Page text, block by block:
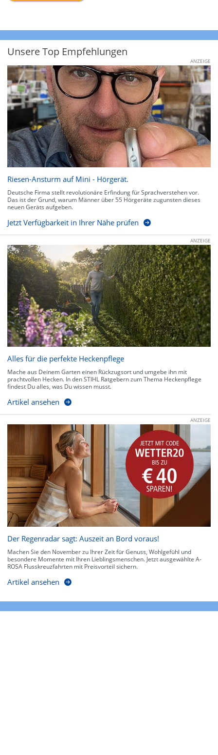
Unsere Top Empfehlungen
ANZEIGE
Riesen-Ansturm auf Mini - Hörgerät.
Deutsche Firma stellt revolutionäre Erfindung für Sprachverstehen vor.
Das ist der Grund, warum Männer über 55 Hörgeräte zugunsten dieses
neuen Geräts aufgeben.
Jetzt Verfügbarkeit in Ihrer Nähe prüfen
ANZEIGE
Alles für die perfekte Heckenpflege
Mache aus Deinem Garten einen Rückzugsort und umgebe ihn mit
prachtvollen Hecken. In den STIHL Ratgebern zum Thema Heckenpflege
findest Du alles, was Du wissen musst.
Artikel ansehen
ANZEIGE
Der Regenradar sagt: Auszeit an Bord voraus!
Machen Sie den November zu Ihrer Zeit für Genuss, Wohlgefühl und
besondere Momente mit Ihren Lieblingsmenschen. Jetzt ausgewählte A-
ROSA Flusskreuzfahrten mit Preisvorteil sichern.
Artikel ansehen